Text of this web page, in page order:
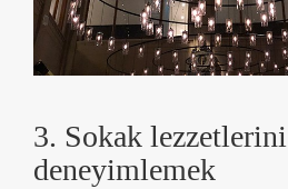
3. Sokak lezzetlerini
deneyimlemek